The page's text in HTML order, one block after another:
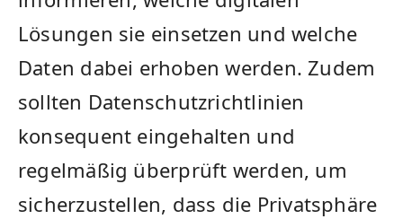
Lösungen‌ sie einsetzen und welche
Daten dabei erhoben werden. Zudem‌
sollten Datenschutzrichtlinien⁢
konsequent eingehalten ⁤und
regelmäßig überprüft werden, um⁣
sicherzustellen, dass die Privatsphäre⁣